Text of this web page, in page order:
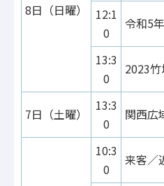
8日（日曜）
12:1
0
令和5
13:3
0
2023
7日（土曜）
13:3
0
関西広
10:3
0
来客／